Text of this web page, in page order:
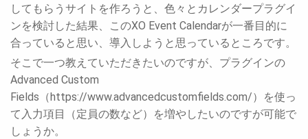
してもらうサイトを作ろうと、色々とカレンダープラグイ
ンを検討した結果、このXO Event Calendarが一番目的に
合っていると思い、導入しようと思っているところです。
そこで一つ教えていただきたいのですが、プラグインの
Advanced Custom
Fields（https://www.advancedcustomfields.com/）を使っ
て入力項目（定員の数など）を増やしたいのですが可能で
しょうか。